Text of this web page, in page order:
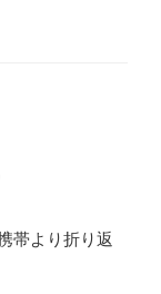
帯より折り返